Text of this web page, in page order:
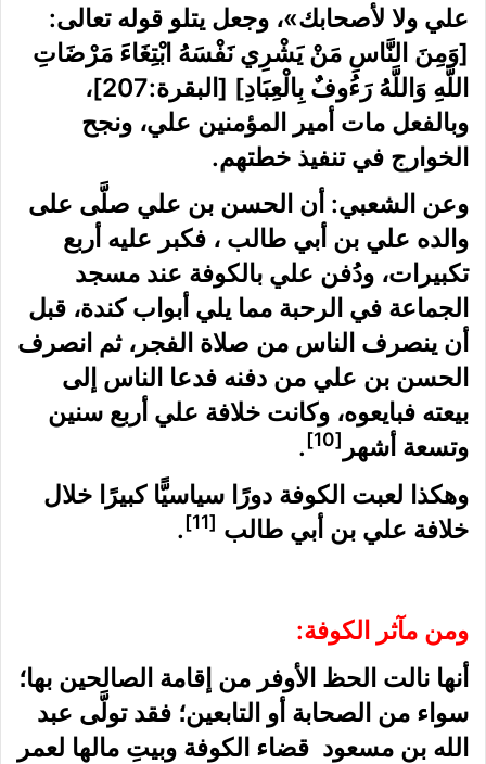
علي ولا لأصحابك»، وجعل يتلو قوله تعالى:
[وَمِنَ النَّاسِ مَنْ يَشْرِي نَفْسَهُ ابْتِغَاءَ مَرْضَاتِ
اللَّهِ وَاللَّهُ رَءُوفٌ بِالْعِبَادِ] [البقرة:207]،
وبالفعل مات أمير المؤمنين علي، ونجح
الخوارج في تنفيذ خطتهم.
وعن الشعبي: أن الحسن بن علي صلَّى على
والده علي بن أبي طالب ، فكبر عليه أربع
تكبيرات، ودُفن علي بالكوفة عند مسجد
الجماعة في الرحبة مما يلي أبواب كندة، قبل
أن ينصرف الناس من صلاة الفجر، ثم انصرف
الحسن بن علي من دفنه فدعا الناس إلى
بيعته فبايعوه، وكانت خلافة علي أربع سنين
وتسعة أشهر [10]
.
وهكذا لعبت الكوفة دورًا سياسيًّا كبيرًا خلال
خلافة علي بن أبي طالب [11]
.
ومن مآثر الكوفة:
أنها نالت الحظ الأوفر من إقامة الصالحين بها؛
سواء من الصحابة أو التابعين؛ فقد تولَّى عبد
الله بن مسعود قضاء الكوفة وبيتِ مالها لعمر